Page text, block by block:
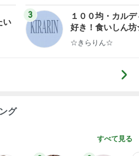
い
3
１００均・カルデ
好き！食いしん
らりん☆のブログ
☆きらりん☆
グ
すべて見る